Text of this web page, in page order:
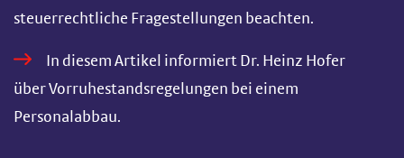
steuerrechtliche Fragestellungen beachten.
In diesem Artikel informiert Dr. Heinz Hofer
über Vorruhestandsregelungen bei einem
Personalabbau.